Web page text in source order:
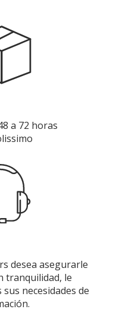
a 72 horas
desea asegurarle
tranquilidad, le
necesidades de